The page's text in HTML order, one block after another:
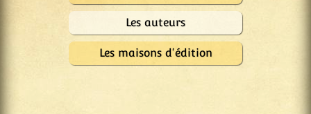
Les auteurs
Les maisons d'édition